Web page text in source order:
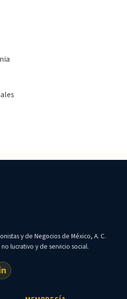
y de Negocios de México, A. C.
lucrativo y de servicio social.